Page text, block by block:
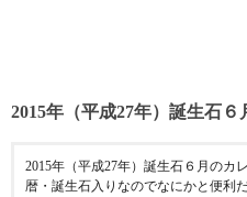
2015年（平成27年）誕生石
2015年（平成27年）誕生石６月のカ
暦・誕生石入りなのでなにかと便利